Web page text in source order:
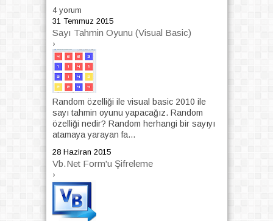
4 yorum
31 Temmuz 2015
Sayı Tahmin Oyunu (Visual Basic)
›
Random özelliği ile visual basic 2010 ile
sayı tahmin oyunu yapacağız. Random
özelliği nedir? Random herhangi bir sayıyı
atamaya yarayan fa...
28 Haziran 2015
Vb.Net Form'u Şifreleme
›